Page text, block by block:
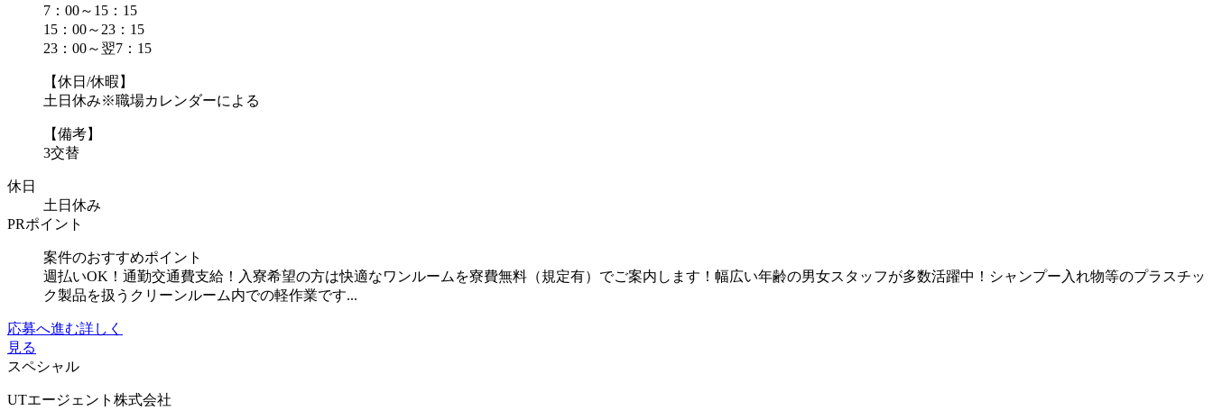
7：00～15：15
15：00～23：15
23：00～翌7：15
【休日/休暇】
土日休み※職場カレンダーによる
【備考】
3交替
休日
土日休み
PRポイント
案件のおすすめポイント
週払いOK！通勤交通費支給！入寮希望の方は快適なワンルームを寮費無料（規定有）でご案内します！幅広い年齢の男女スタッフが多数活躍中！シャンプー入れ物等のプラスチッ
ク製品を扱うクリーンルーム内での軽作業です...
応募へ進む詳しく
見る
スペシャル
UTエージェント株式会社